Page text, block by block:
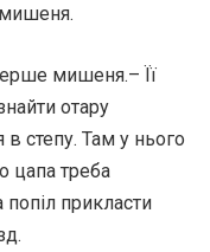
мишеня.– Її
отару
степу. Там у нього
цапа треба
попіл прикласти